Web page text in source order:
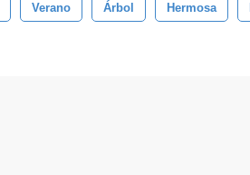
Verano Árbol Hermosa